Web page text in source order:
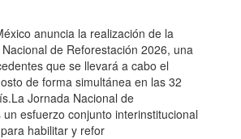
anuncia la realización de la
de Reforestación 2026, una
que se llevará a cabo el
de forma simultánea en las 32
Jornada Nacional de
esfuerzo conjunto interinstitucional
habilitar y refor